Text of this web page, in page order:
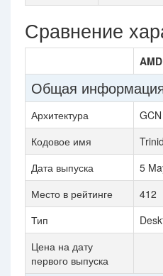
Сравнение
Общая
Архитектура
Кодовое имя
Дата выпуска
5
Место в рейтинге
412
Тип
Цена на дату
первого выпуска